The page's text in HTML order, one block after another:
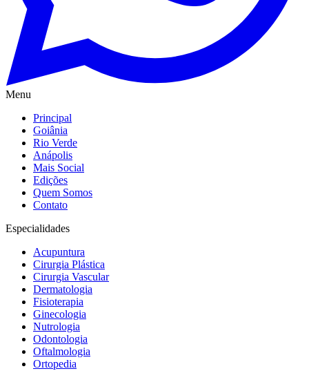
Menu
Principal
Goiânia
Rio Verde
Anápolis
Mais Social
Edições
Quem Somos
Contato
Especialidades
Acupuntura
Cirurgia Plástica
Cirurgia Vascular
Dermatologia
Fisioterapia
Ginecologia
Nutrologia
Odontologia
Oftalmologia
Ortopedia